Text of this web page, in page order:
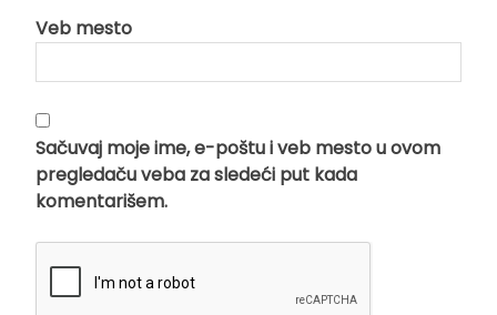
Veb mesto
Sačuvaj moje ime, e-poštu i veb mesto u ovom
pregledaču veba za sledeći put kada
komentarišem.